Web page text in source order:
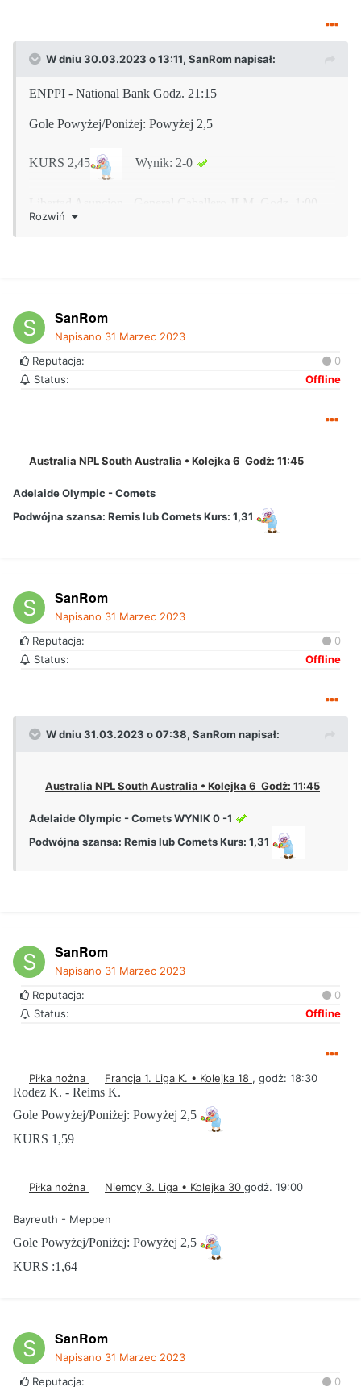
W dniu 30.03.2023 o 13:11, SanRom napisał:
ENPPI - National Bank Godz. 21:15
Gole Powyżej/Poniżej: Powyżej 2,5
KURS 2,45 Wynik: 2-0
Libertad Asuncion - General Caballero JLM Godz. 1:00
#Betclic
Rozwiń
SanRom
Napisano 31 Marzec 2023
Reputacja:
0
Status:
Offline
Australia NPL South Australia • Kolejka 6 Godż: 11:45
Adelaide Olympic - Comets
Podwójna szansa: Remis lub Comets Kurs: 1,31
SanRom
Napisano 31 Marzec 2023
Reputacja:
0
Status:
Offline
W dniu 31.03.2023 o 07:38, SanRom napisał:
Australia NPL South Australia • Kolejka 6 Godż: 11:45
Adelaide Olympic - Comets WYNIK 0 -1
Podwójna szansa: Remis lub Comets Kurs: 1,31
SanRom
Napisano 31 Marzec 2023
Reputacja:
0
Status:
Offline
Piłka nożna Francja 1. Liga K. • Kolejka 18 , godż: 18:30
Rodez K. - Reims K.
Gole Powyżej/Poniżej: Powyżej 2,5
KURS 1,59
Piłka nożna Niemcy 3. Liga • Kolejka 30 godż. 19:00
Bayreuth - Meppen
Gole Powyżej/Poniżej: Powyżej 2,5
KURS :1,64
SanRom
Napisano 31 Marzec 2023
Reputacja:
0